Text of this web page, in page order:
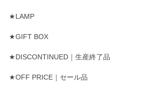
★LAMP
★GIFT BOX
★DISCONTINUED｜生産終了品
★OFF PRICE｜セール品